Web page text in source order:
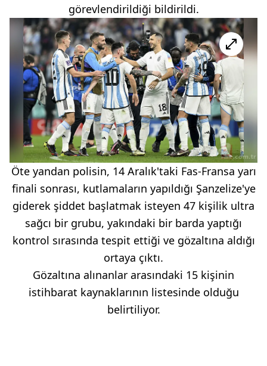
görevlendirildiği bildirildi.
Öte yandan polisin, 14 Aralık'taki Fas-Fransa yarı
finali sonrası, kutlamaların yapıldığı Şanzelize'ye
giderek şiddet başlatmak isteyen 47 kişilik ultra
sağcı bir grubu, yakındaki bir barda yaptığı
kontrol sırasında tespit ettiği ve gözaltına aldığı
ortaya çıktı.
Gözaltına alınanlar arasındaki 15 kişinin
istihbarat kaynaklarının listesinde olduğu
belirtiliyor.